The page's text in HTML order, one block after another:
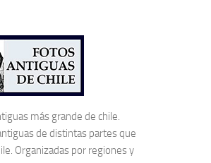
más grande de chile.
de distintas partes que
Organizadas por regiones y